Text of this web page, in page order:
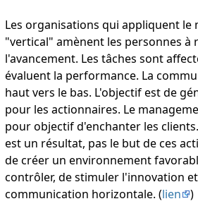
Les organisations qui appliquent le
"vertical" amènent les personnes à
l'avancement. Les tâches sont
évaluent la performance. La
haut vers le bas. L'objectif est de
pour les actionnaires. Le
pour objectif d'enchanter les
est un résultat, pas le but de ces
de créer un environnement
contrôler, de stimuler l'innovation
communication horizontale. (lien )